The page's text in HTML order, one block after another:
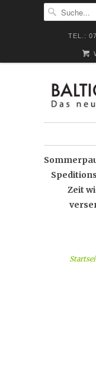
TEL.:
Zeit